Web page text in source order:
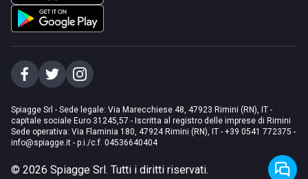
Spiagge Srl - Sede legale: Via Marecchiese 48, 47923 Rimini (RN), IT -
capitale sociale Euro 31245,57 - Iscritta al registro delle imprese di Rimini
Sede operativa: Via Flaminia 180, 47924 Rimini (RN), IT - +39 0541 772375 -
info@spiagge.it - p.i./c.f. 04536640404
© 2026 Spiagge Srl. Tutti i diritti riservati.